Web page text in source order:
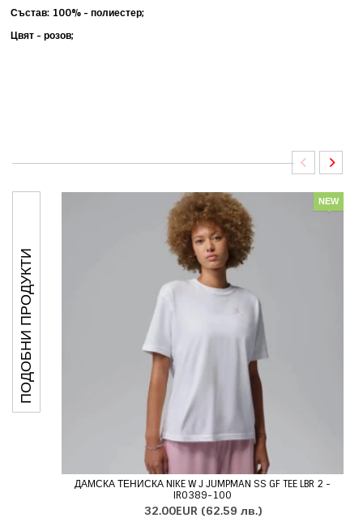
Състав: 100% - полиестер;
Цвят - розов;
ПОДОБНИ ПРОДУКТИ
NEW
ДАМСКА ТЕНИСКА NIKE W J JUMPMAN SS GF TEE LBR 2 -
IR0389-100
32.00EUR (62.59 лв.)